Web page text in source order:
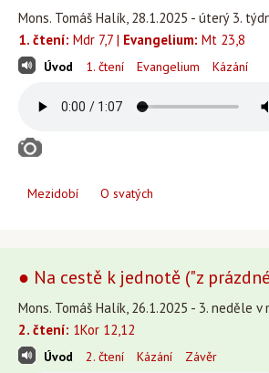
Mons. Tomáš Halík, 28.1.2025 - úterý 3.
1. čtení: Mdr 7,7 | Evangelium: Mt 23,8
Úvod 1. čtení Evangelium Kázání
Mezidobí O svatých
● Na cestě k jednotě ("z
Mons. Tomáš Halík, 26.1.2025 - 3. neděle v
2. čtení: 1Kor 12,12
Úvod 2. čtení Kázání Závěr